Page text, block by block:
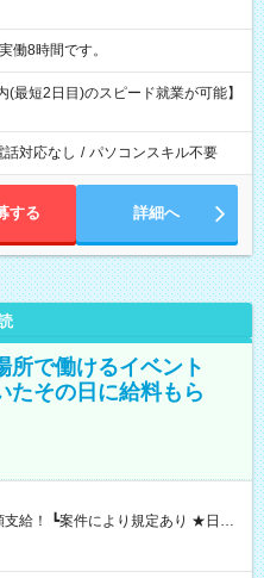
うち実働8時間です。
最短2日目)のスピード就業が可能】
話対応なし / パソコンスキル不要
する 詳細へ
所で働けるイベント
その日に給料もら
たその日に現金GET♪ お仕事後はコ
せます！ 【試用期間】試